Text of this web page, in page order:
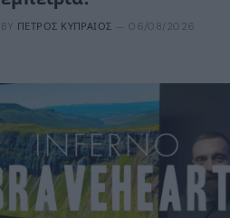
BY ΠΈΤΡΟΣ ΚΥΠΡΑΊΟΣ 06/08/2026